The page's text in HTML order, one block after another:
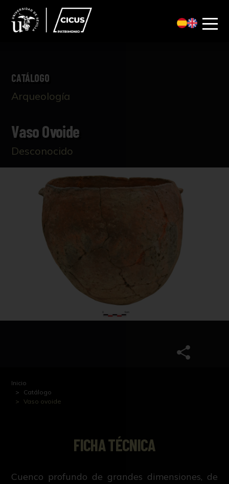
CATÁLOGO
Arqueología
Vaso Ovoide
Desconocido
Inicio
Catálogo
Vaso ovoide
FICHA TÉCNICA
Cuenco profundo de grandes dimensiones, de